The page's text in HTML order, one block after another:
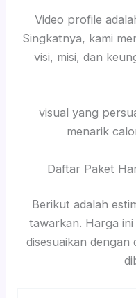
Video profile
Singkatnya, kami
visi, misi, dan
visual yang
menarik
Daftar Paket
Berikut adalah
tawarkan. Harga
disesuaikan